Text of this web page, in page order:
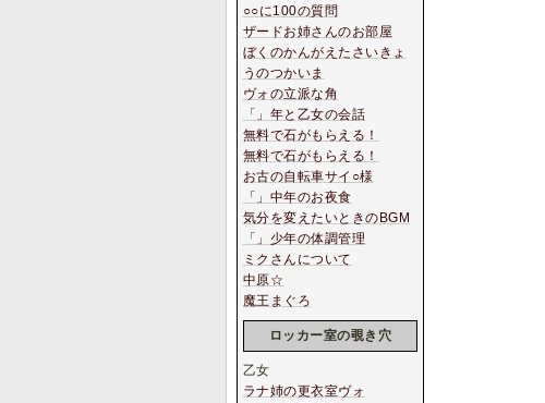
○○に100の質問
ザードお姉さんのお部屋
ぼくのかんがえたさいきょ
うのつかいま
ヴォの立派な角
「」年と乙女の会話
無料で石がもらえる！
無料で石がもらえる！
お古の自転車サイ○様
「」中年のお夜食
気分を変えたいときのBGM
「」少年の体調管理
ミクさんについて
中原☆
魔王まぐろ
ロッカー室の覗き穴
乙女
ラナ姉の更衣室ヴォ